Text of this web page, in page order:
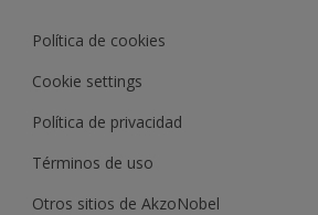
Política de cookies
Cookie settings
Política de privacidad
Términos de uso
Otros sitios de AkzoNobel